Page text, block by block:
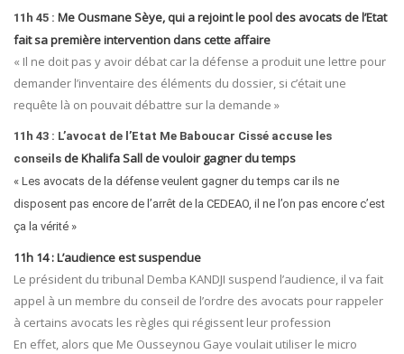
11h 45 : Me Ousmane Sèye, qui a rejoint le pool des avocats de l’Etat
fait sa première intervention dans cette affaire
« Il ne doit pas y avoir débat car la défense a produit une lettre pour
demander l’inventaire des éléments du dossier, si c’était une
requête là on pouvait débattre sur la demande »
11h 43 : L’avocat de l’Etat Me Baboucar Cissé accuse les
conseils de Khalifa Sall de vouloir gagner du temps
« Les avocats de la défense veulent gagner du temps car ils ne
disposent pas encore de l’arrêt de la CEDEAO, il ne l’on pas encore c’est
ça la vérité »
11h 14 : L’audience est suspendue
Le président du tribunal Demba KANDJI suspend l’audience, il va fait
appel à un membre du conseil de l’ordre des avocats pour rappeler
à certains avocats les règles qui régissent leur profession
En effet, alors que Me Ousseynou Gaye voulait utiliser le micro